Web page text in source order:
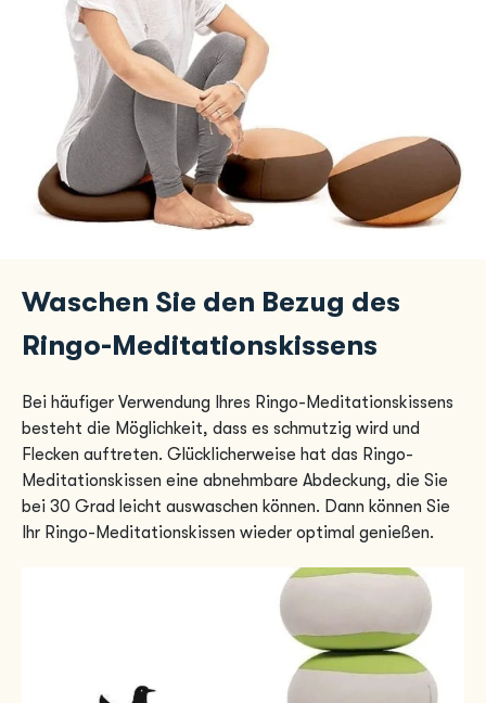
Waschen Sie den Bezug des
Ringo-Meditationskissens
Bei häufiger Verwendung Ihres Ringo-Meditationskissens
besteht die Möglichkeit, dass es schmutzig wird und
Flecken auftreten. Glücklicherweise hat das Ringo-
Meditationskissen eine abnehmbare Abdeckung, die Sie
bei 30 Grad leicht auswaschen können. Dann können Sie
Ihr Ringo-Meditationskissen wieder optimal genießen.